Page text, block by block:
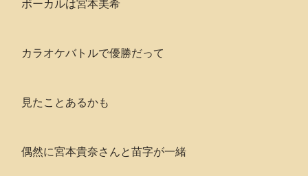
ボーカルは宮本美希
カラオケバトルで優勝だって
見たことあるかも
偶然に宮本貴奈さんと苗字が一緒